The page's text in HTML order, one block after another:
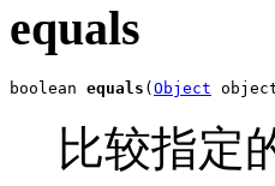
equals
boolean equals ( Object
比较指定